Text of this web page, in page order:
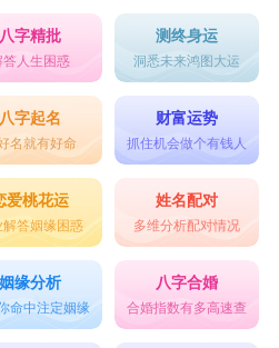
八字精批
答人生困惑
测终身运
洞悉未来鸿图大运
八字起名
名就有好命
财富运势
抓住机会做个有钱人
爱桃花运
解答姻缘困惑
姓名配对
多维分析配对情况
姻缘分析
命中注定姻缘
八字合婚
合婚指数有多高速查